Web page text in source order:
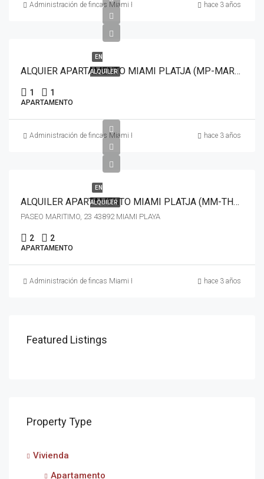
Administración de fincas Miami Platja hace 3 años
EN
ALQUILER ALQUIER APARTAMENTO MIAMI PLATJA (MP-MARGARITA)
1 1
APARTAMENTO
Administración de fincas Miami Platja hace 3 años
EN
ALQUILER ALQUILER APARTAMENTO MIAMI PLATJA (MM-THOMAS)
PASEO MARITIMO, 23 43892 MIAMI PLAYA
2 2
APARTAMENTO
Administración de fincas Miami Platja hace 3 años
Featured Listings
Property Type
Vivienda
Apartamento